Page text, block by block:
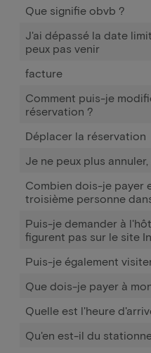
Que signifie obvb ?
J'ai dépassé la date
peux pas venir
facture
Comment puis-je
réservation ?
Déplacer la réservation
Je ne peux plus
Combien dois-je payer
troisième personne
Puis-je demander à
figurent pas sur le site
Puis-je également
Que dois-je payer à
Quelle est l'heure
Qu'en est-il du